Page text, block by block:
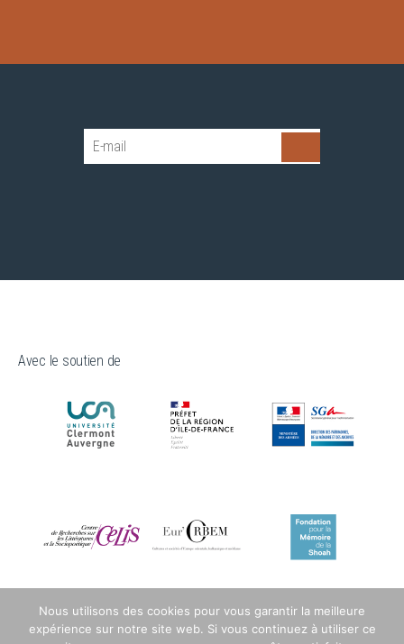
Avec le soutien de
Nous utilisons des cookies pour vous garantir la meilleure
expérience sur notre site web. Si vous continuez à utiliser ce